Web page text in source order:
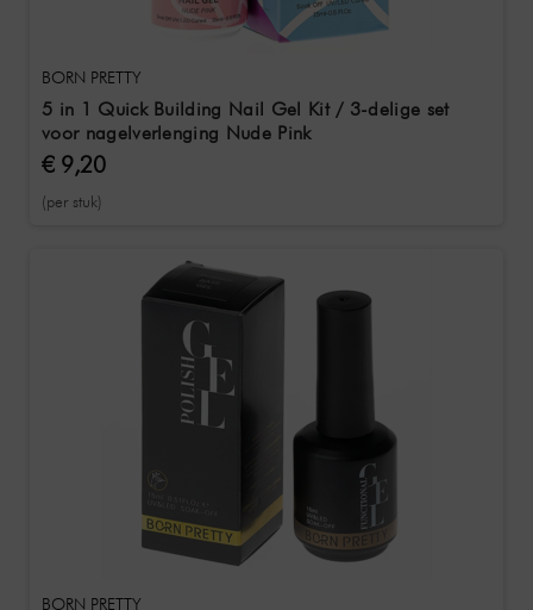
BORN PRETTY
5 in 1 Quick Building Nail Gel Kit / 3-delige set
voor nagelverlenging Nude Pink
€ 9,20
(per stuk)
BORN PRETTY